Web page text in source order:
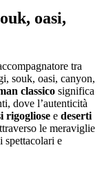
oasi,
tra
souk, oasi, canyon,
classico significa
dove l’autenticità
rigogliose e deserti
le meraviglie
spettacolari e